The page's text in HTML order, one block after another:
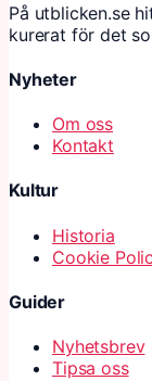
På utblicken.se
kurerat för det
Nyheter
Om oss
Kontakt
Kultur
Historia
Cookie
Guider
Nyhetsbrev
Tipsa oss